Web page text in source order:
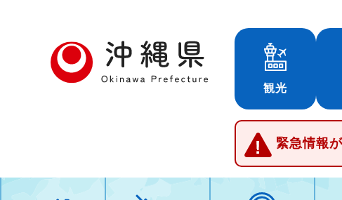
観光
緊急情報